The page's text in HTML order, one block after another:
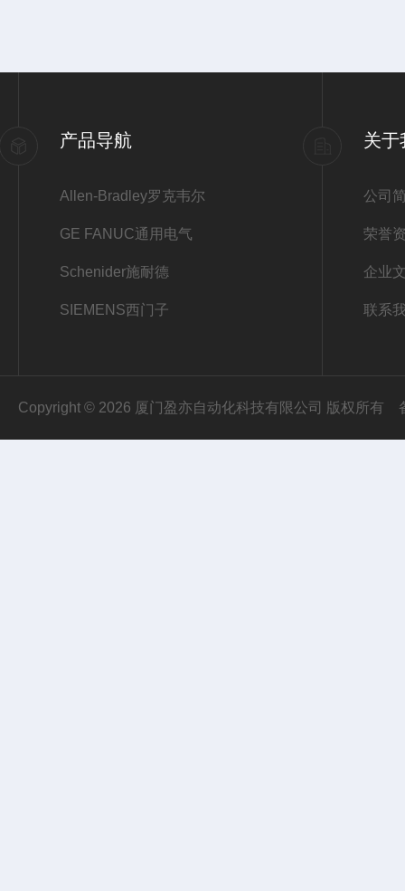
产品导航
Allen-Bradley罗克韦尔
GE FANUC通用电气
Schenider施耐德
SIEMENS西门子
关于
公司
荣誉
企业
联系
Copyright © 2026 厦门盈亦自动化科技有限公司 版权所有